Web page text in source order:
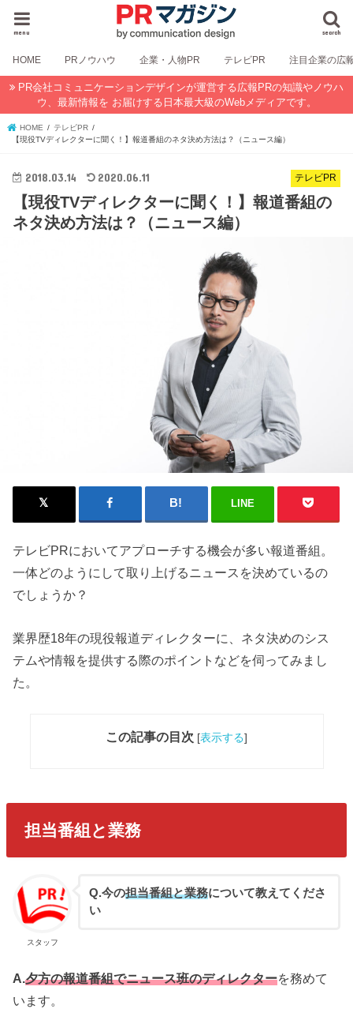
search
menu
HOME PRノウハウ 企業・人物PR テレビPR 注目企業の広
PR会社コミュニケーションデザインが運営する広報PRの知識やノウハ
ウ、最新情報を お届けする日本最大級のWebメディアです。
HOME
テレビPR
【現役TVディレクターに聞く！】報道番組のネタ決め方法は？（ニュース編）
テレビPR
2018.03.14 2020.06.11
【現役TVディレクターに聞く！】報道番組の
ネタ決め方法は？（ニュース編）
LINE
テレビPRにおいてアプローチする機会が多い報道番組。
一体どのようにして取り上げるニュースを決めているの
でしょうか？
業界歴18年の現役報道ディレクターに、ネタ決めのシス
テムや情報を提供する際のポイントなどを伺ってみまし
た。
この記事の目次 [表示する]
担当番組と業務
スタッフ
Q.今の担当番組と業務について教えてくださ
い
A.夕方の報道番組でニュース班のディレクターを務めて
います。